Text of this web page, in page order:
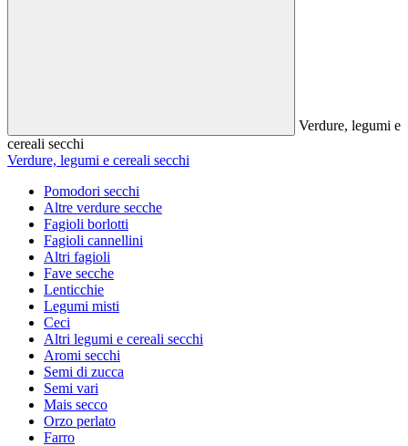
Verdure, legumi e
cereali secchi
Verdure, legumi e cereali secchi
Pomodori secchi
Altre verdure secche
Fagioli borlotti
Fagioli cannellini
Altri fagioli
Fave secche
Lenticchie
Legumi misti
Ceci
Altri legumi e cereali secchi
Aromi secchi
Semi di zucca
Semi vari
Mais secco
Orzo perlato
Farro